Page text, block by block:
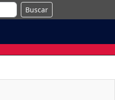
Buscar